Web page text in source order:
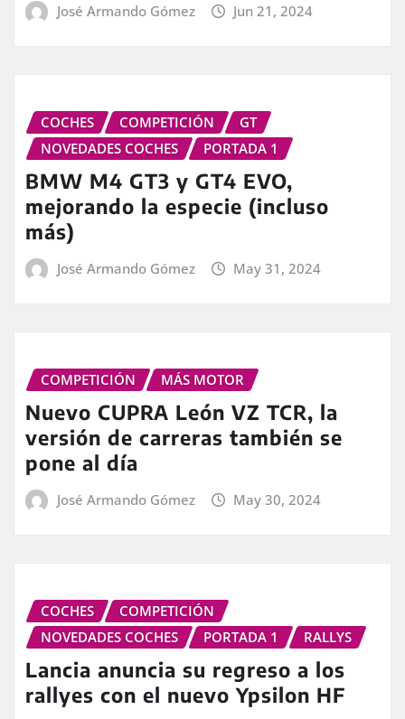
José Armando Gómez Jun 21, 2024
COCHES COMPETICIÓN
GT
NOVEDADES COCHES
PORTADA 1
BMW M4 GT3 y GT4 EVO,
mejorando la especie (incluso
más)
José Armando Gómez May 31, 2024
COMPETICIÓN MÁS MOTOR
Nuevo CUPRA León VZ TCR, la
versión de carreras también se
pone al día
José Armando Gómez May 30, 2024
COCHES
COMPETICIÓN
NOVEDADES COCHES
PORTADA 1 RALLYS
Lancia anuncia su regreso a los
rallyes con el nuevo Ypsilon HF